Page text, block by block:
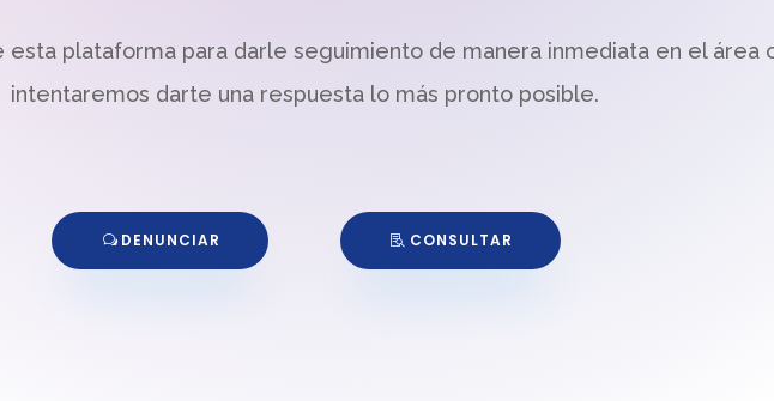
esta plataforma para darle seguimiento de manera inmediata en el área
intentaremos darte una respuesta lo más pronto posible.
DENUNCIAR CONSULTAR